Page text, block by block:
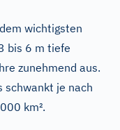
wichtigsten
bis 6 m tiefe
zunehmend aus.
schwankt je nach
km².